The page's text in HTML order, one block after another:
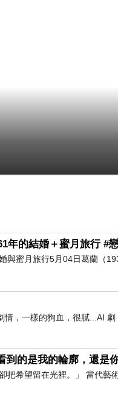
年的結婚＋蜜月旅行 #
與蜜月旅行5月04日葛蘭（
，一樣的狗血，很膩...AI
到的是我的輪廓，還
把希望留在光裡。」 當代